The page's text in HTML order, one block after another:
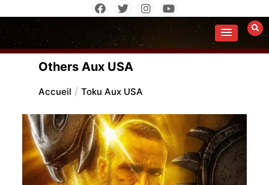
contenu
Others Aux USA
Accueil Toku Aux USA